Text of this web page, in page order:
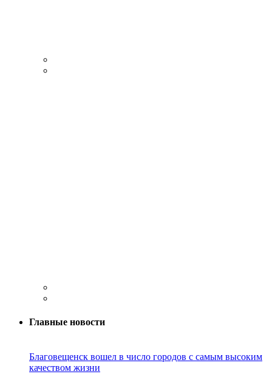
Главные новости
Благовещенск вошел в число городов с самым высоким
качеством жизни